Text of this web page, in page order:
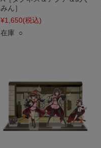
みん］
¥1,650(税込)
在庫 ○